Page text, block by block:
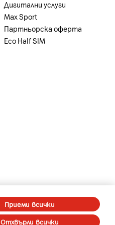
Дигитални услуги
Max Sport
Партньорска оферта
Eco Half SIM
Отхвърли всички
Приеми всички